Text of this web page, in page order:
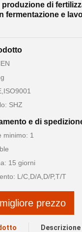
produzione di
fermentazione e
SHZ
e di
minimo: 1
15 giorni
L/C,D/A,D/P,T/T
prezzo